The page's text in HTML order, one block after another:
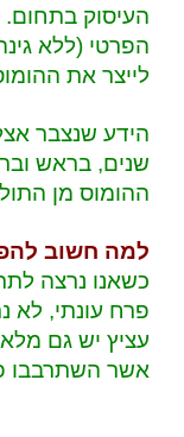
העיסוק בתחום.
הפרטי (ללא
לייצר את
הידע שנצבר
שנים, בראש
ההומוס מן
למה חשוב
כשאנו נרצה
פרח עונתי, לא
עציץ יש גם
אשר השתרבבו